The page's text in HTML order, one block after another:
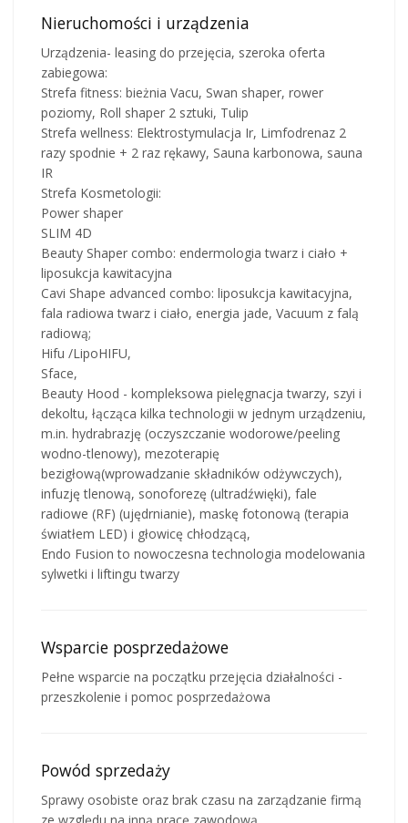
Nieruchomości i urządzenia
Urządzenia- leasing do przejęcia, szeroka oferta
zabiegowa:
Strefa fitness: bieżnia Vacu, Swan shaper, rower
poziomy, Roll shaper 2 sztuki, Tulip
Strefa wellness: Elektrostymulacja Ir, Limfodrenaz 2
razy spodnie + 2 raz rękawy, Sauna karbonowa, sauna
IR
Strefa Kosmetologii:
Power shaper
SLIM 4D
Beauty Shaper combo: endermologia twarz i ciało +
liposukcja kawitacyjna
Cavi Shape advanced combo: liposukcja kawitacyjna,
fala radiowa twarz i ciało, energia jade, Vacuum z falą
radiową;
Hifu /LipoHIFU,
Sface,
Beauty Hood - kompleksowa pielęgnacja twarzy, szyi i
dekoltu, łącząca kilka technologii w jednym urządzeniu,
m.in. hydrabrazję (oczyszczanie wodorowe/peeling
wodno-tlenowy), mezoterapię
bezigłową(wprowadzanie składników odżywczych),
infuzję tlenową, sonoforezę (ultradźwięki), fale
radiowe (RF) (ujędrnianie), maskę fotonową (terapia
światłem LED) i głowicę chłodzącą,
Endo Fusion to nowoczesna technologia modelowania
sylwetki i liftingu twarzy
Wsparcie posprzedażowe
Pełne wsparcie na początku przejęcia działalności -
przeszkolenie i pomoc posprzedażowa
Powód sprzedaży
Sprawy osobiste oraz brak czasu na zarządzanie firmą